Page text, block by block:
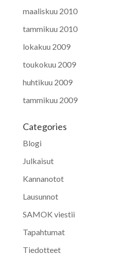
maaliskuu 2010
tammikuu 2010
lokakuu 2009
toukokuu 2009
huhtikuu 2009
tammikuu 2009
Categories
Blogi
Julkaisut
Kannanotot
Lausunnot
SAMOK viestii
Tapahtumat
Tiedotteet